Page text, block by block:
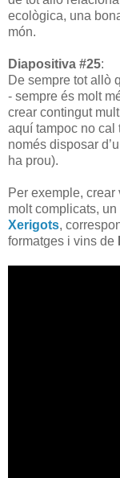
ecològica, una
món.
Diapositiva #25:
De sempre tot allò
- sempre és molt
crear contingut
aquí tampoc no cal
només disposar
ha prou).
Per exemple,
molt complicats,
Xerigots,
formatges i vins de